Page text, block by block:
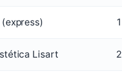
Lisart